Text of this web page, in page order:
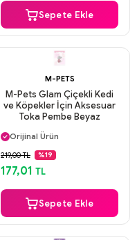
Sepete Ekle
M-PETS
M-Pets Glam Çiçekli Kedi
ve Köpekler İçin Aksesuar
Toka Pembe Beyaz
Aynı Gün Kargo
Orijinal Ürün
Güvenli Ödeme
Aynı Gün Kargo
219,00 TL %19
177,01 TL
Sepete Ekle